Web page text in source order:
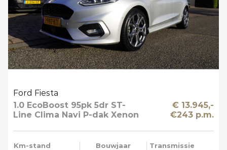
Ford Fiesta
1.0 EcoBoost 95pk 5dr ST-
Line Clima Navi P-dak Xenon
€ 13.945,-
€243 p.m.
Km-stand
Bouwjaar
Transmissie